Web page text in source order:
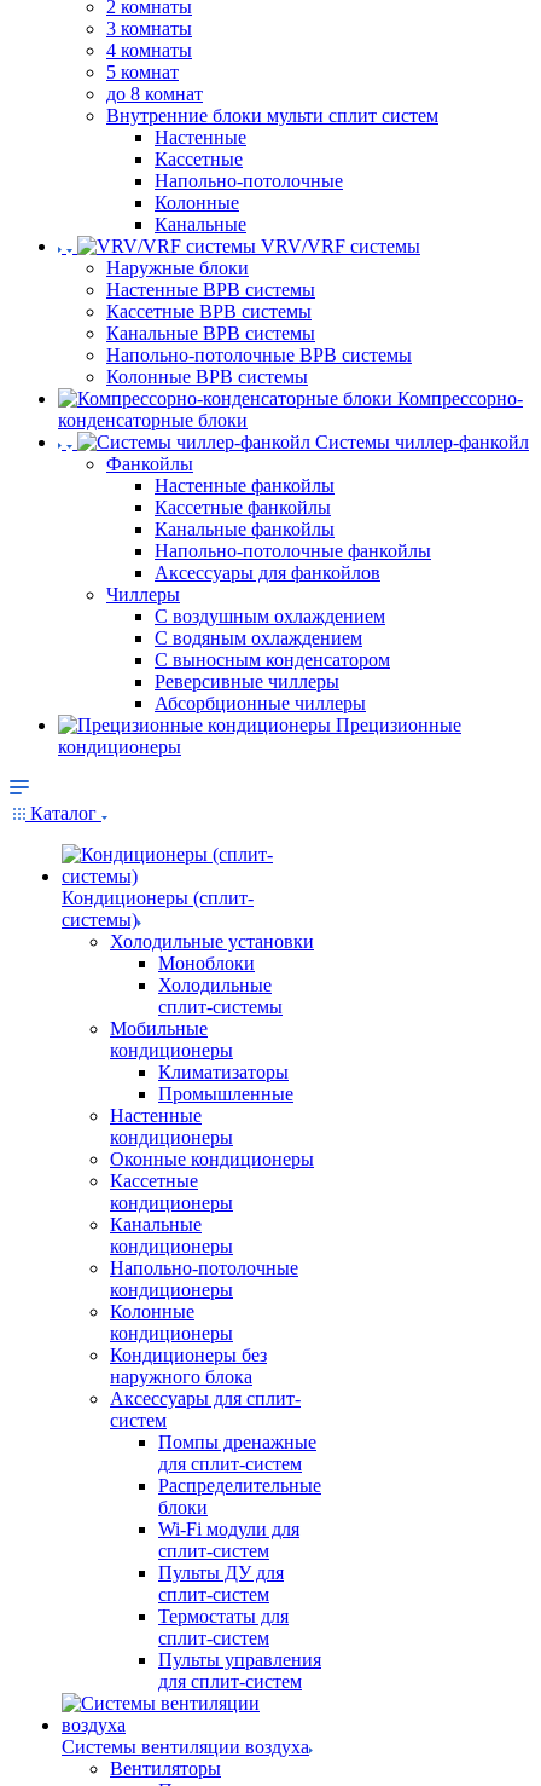
2 комнаты
3 комнаты
4 комнаты
5 комнат
до 8 комнат
Внутренние блоки мульти сплит систем
Настенные
Кассетные
Напольно-потолочные
Колонные
Канальные
VRV/VRF системы
Наружные блоки
Настенные ВРВ системы
Кассетные ВРВ системы
Канальные ВРВ системы
Напольно-потолочные ВРВ системы
Колонные ВРВ системы
Компрессорно-
конденсаторные блоки
Системы чиллер-фанкойл
Фанкойлы
Настенные фанкойлы
Кассетные фанкойлы
Канальные фанкойлы
Напольно-потолочные фанкойлы
Аксессуары для фанкойлов
Чиллеры
С воздушным охлаждением
С водяным охлаждением
С выносным конденсатором
Реверсивные чиллеры
Абсорбционные чиллеры
Прецизионные
кондиционеры
Каталог
Кондиционеры (сплит-
системы)
Холодильные установки
Моноблоки
Холодильные
сплит-системы
Мобильные
кондиционеры
Климатизаторы
Промышленные
Настенные
кондиционеры
Оконные кондиционеры
Кассетные
кондиционеры
Канальные
кондиционеры
Напольно-потолочные
кондиционеры
Колонные
кондиционеры
Кондиционеры без
наружного блока
Аксессуары для сплит-
систем
Помпы дренажные
для сплит-систем
Распределительные
блоки
Wi-Fi модули для
сплит-систем
Пульты ДУ для
сплит-систем
Термостаты для
сплит-систем
Пульты управления
для сплит-систем
Системы вентиляции воздуха
Вентиляторы